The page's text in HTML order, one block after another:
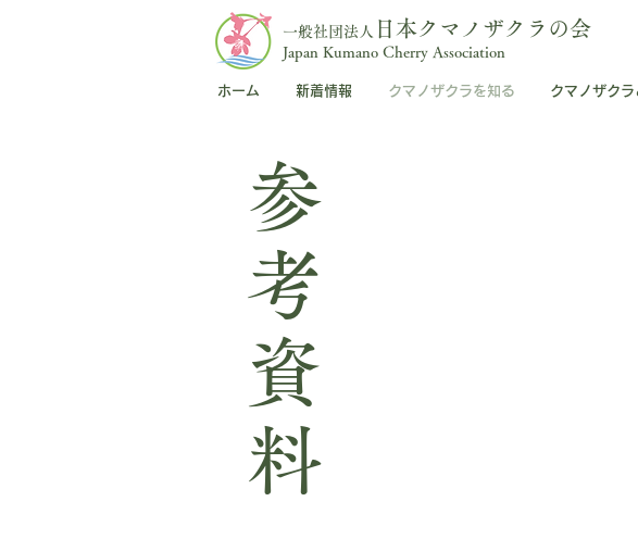
一般社団法人 日本クマノザクラの会
Japan Kumano Cherry Association
ホーム 新着情報 クマノザクラを知る クマノザクラ
参考資料